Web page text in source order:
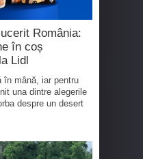
România:
în coș
Lidl
în mână, iar pentru
una dintre alegerile
despre un desert